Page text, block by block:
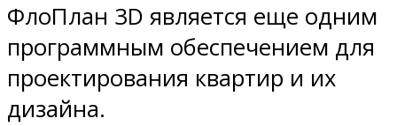
ФлоПлан 3D является еще одним
программным обеспечением для
проектирования квартир и их
дизайна.